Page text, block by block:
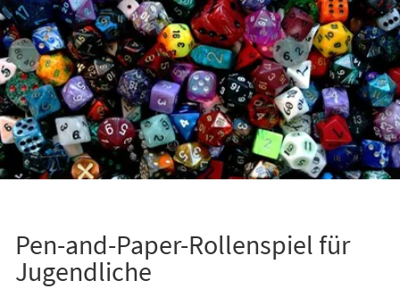
Pen-and-Paper-Rollenspiel für
Jugendliche